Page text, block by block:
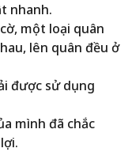
nhanh.
một loại quân
lên quân đều ở
được sử dụng
mình đã chắc